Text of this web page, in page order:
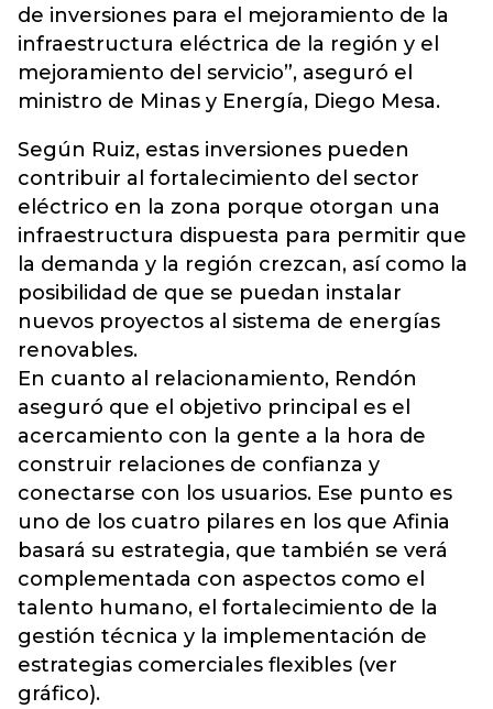
de inversiones para el mejoramiento de la
infraestructura eléctrica de la región y el
mejoramiento del servicio”, aseguró el
ministro de Minas y Energía, Diego Mesa.
Según Ruiz, estas inversiones pueden
contribuir al fortalecimiento del sector
eléctrico en la zona porque otorgan una
infraestructura dispuesta para permitir que
la demanda y la región crezcan, así como la
posibilidad de que se puedan instalar
nuevos proyectos al sistema de energías
renovables.
En cuanto al relacionamiento, Rendón
aseguró que el objetivo principal es el
acercamiento con la gente a la hora de
construir relaciones de confianza y
conectarse con los usuarios. Ese punto es
uno de los cuatro pilares en los que Afinia
basará su estrategia, que también se verá
complementada con aspectos como el
talento humano, el fortalecimiento de la
gestión técnica y la implementación de
estrategias comerciales flexibles (ver
gráfico).